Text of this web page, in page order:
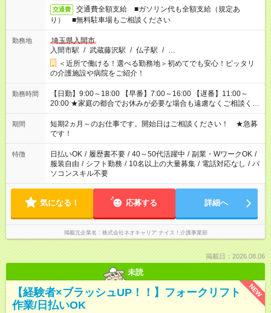
交通費
交通費全額支給 ■ガソリン代も全額支給（規定あ
り） ■無料駐車場もご相談ください
勤務地
埼玉県入間市
入間市駅 / 武蔵藤沢駅 / 仏子駅 / …
＜近所で働ける！選べる勤務地＞初めてでも安心！ピッタリ
の介護施設や病院をご紹介！
勤務時間
【日勤】9:00～18:00 【早番】7:00～16:00 【遅番】11:00～
20:00 ★家庭の都合でお休みが必要な場合も遠慮なくご相談くだ
さい。
期間
短期2ヵ月～のお仕事です。開始日はご相談ください！ ★急募
です！
特徴 日払いOK / 履歴書不要 / 40～50代活躍中 / 副業・WワークOK /
服装自由 / シフト勤務 / 10名以上の大量募集 / 電話対応なし / パ
ソコンスキル不要
気になる！ 応募する 詳細へ
掲載元企業名 株式会社ネオキャリア ナイス！介護事業部
掲載日：2026.08.06
未読
NEW
【経験者×ブラッシュUP！！】フォークリフト
作業/日払いOK